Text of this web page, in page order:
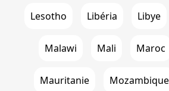
Lesotho Libéria Libye
Malawi Mali Maroc
Mauritanie Mozambique